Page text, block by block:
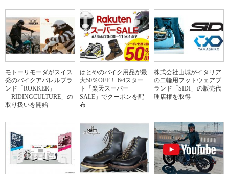
モトーリモーダがスイス
発のバイクアパレルブラ
ンド「ROKKER」
「RIDINGCULTURE」の
取り扱いを開始
はとやのバイク用品が最
大50％OFF！ 6/4スター
ト「楽天スーパー
SALE」でクーポンを配
布
株式会社山城がイタリア
の二輪用フットウェアブ
ランド「SIDI」の販売代
理店権を取得